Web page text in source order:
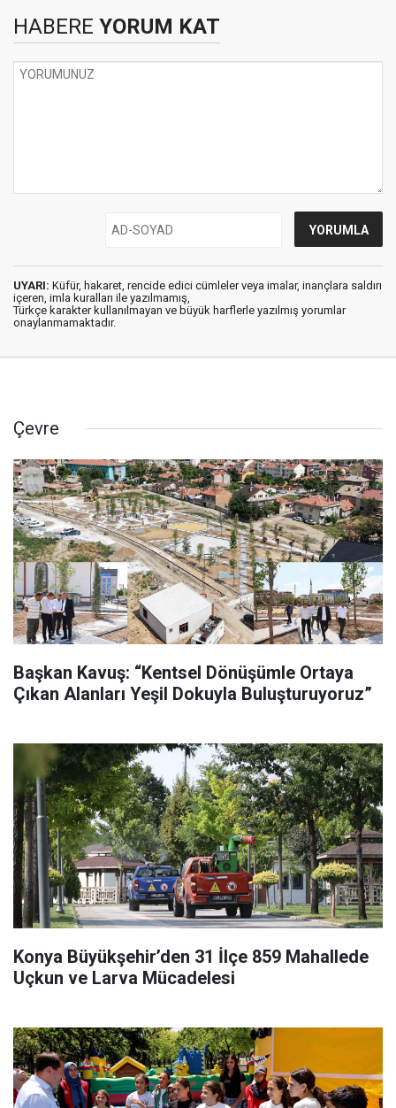
HABERE YORUM KAT
UYARI: Küfür, hakaret, rencide edici cümleler veya imalar, inançlara saldırı
içeren, imla kuralları ile yazılmamış,
Türkçe karakter kullanılmayan ve büyük harflerle yazılmış yorumlar
onaylanmamaktadır.
Çevre
Başkan Kavuş: “Kentsel Dönüşümle Ortaya
Çıkan Alanları Yeşil Dokuyla Buluşturuyoruz”
Konya Büyükşehir’den 31 İlçe 859 Mahallede
Uçkun ve Larva Mücadelesi